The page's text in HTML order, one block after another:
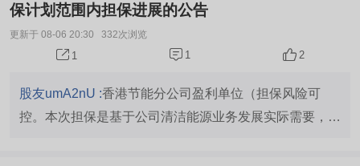
保计划范围内担保进展的公告
更新于 08-06 20:30 332次浏览
1 1 2
股友umA2nU :香港节能分公司盈利单位（担保风险可
控。本次担保是基于公司清洁能源业务发展实际需要，是